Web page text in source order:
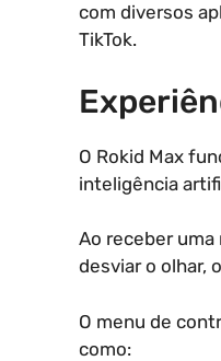
com diversos
TikTok.
O Rokid Max
inteligência
Ao receber
desviar o olhar,
O menu de
como: